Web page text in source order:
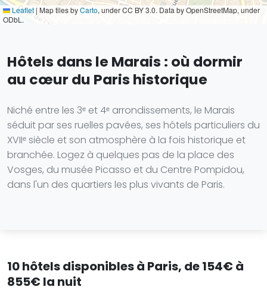
Leaflet | Map tiles byCarto, under CC BY 3.0. Data by OpenStreetMap, under
ODbL.
Hôtels dans le Marais : où dormir
au cœur du Paris historique
Niché entre les 3ᵉ et 4ᵉ arrondissements, le Marais
séduit par ses ruelles pavées, ses hôtels particuliers du
XVIIᵉ siècle et son atmosphère à la fois historique et
branchée. Logez à quelques pas de la place des
Vosges, du musée Picasso et du Centre Pompidou,
dans l'un des quartiers les plus vivants de Paris.
10 hôtels disponibles à Paris, de 154€ à
855€ la nuit